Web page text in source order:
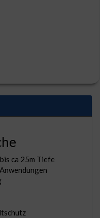
ca 25m Tiefe